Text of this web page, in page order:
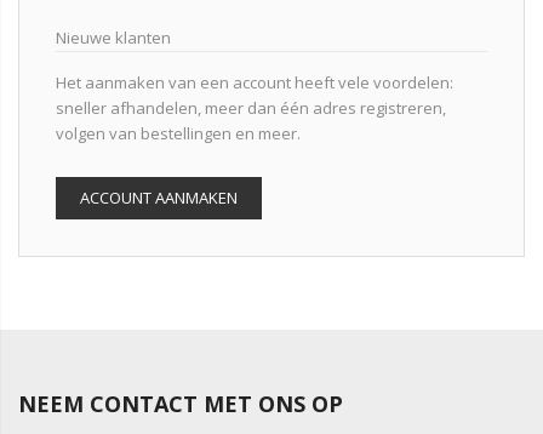
Nieuwe klanten
Het aanmaken van een account heeft vele voordelen:
sneller afhandelen, meer dan één adres registreren,
volgen van bestellingen en meer.
ACCOUNT AANMAKEN
NEEM CONTACT MET ONS OP